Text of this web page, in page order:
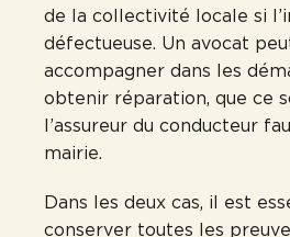
de la collectivité locale si
défectueuse. Un avocat
accompagner dans les
obtenir réparation, que ce
l’assureur du conducteur
mairie.
Dans les deux cas, il est
conserver toutes les